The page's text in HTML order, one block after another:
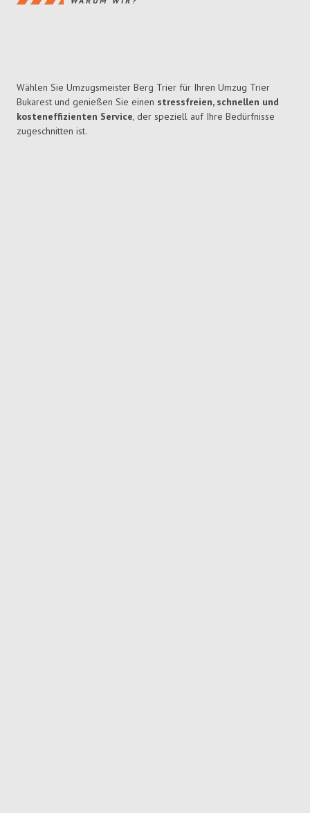
Wählen Sie Umzugsmeister Berg Trier für Ihren Umzug Trier
Bukarest und genießen Sie einen stressfreien, schnellen und
kosteneffizienten Service, der speziell auf Ihre Bedürfnisse
zugeschnitten ist.